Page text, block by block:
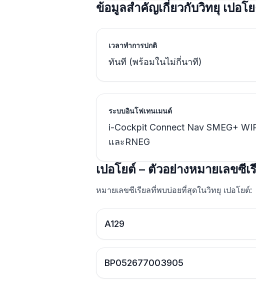
ข้อมูลสำคัญเกี่ยวกับวิทยุ เปอโ
เวลาทำการปกติ
ทันที (พร้อมในไม่กี่นาที)
ระบบอินโฟเทนเมนต์
i-Cockpit Connect Nav SMEG+
และRNEG
เปอโยต์ – ตัวอย่างหมายเลขซีเ
หมายเลขซีเรียลที่พบบ่อยที่สุดในวิทยุ เปอโยต์:
A129
BP052677003905